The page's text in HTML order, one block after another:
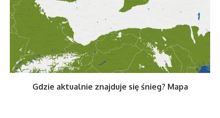
Gdzie aktualnie znajduje się śnieg? Mapa